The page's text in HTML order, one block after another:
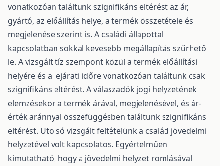
vonatkozóan találtunk szignifikáns eltérést az ár,
gyártó, az előállítás helye, a termék összetétele és
megjelenése szerint is. A családi állapottal
kapcsolatban sokkal kevesebb megállapítás szűrhető
le. A vizsgált tíz szempont közül a termék előállítási
helyére és a lejárati időre vonatkozóan találtunk csak
szignifikáns eltérést. A válaszadók jogi helyzetének
elemzésekor a termék árával, megjelenésével, és ár-
érték aránnyal összefüggésben találtunk szignifikáns
eltérést. Utolsó vizsgált feltételünk a család jövedelmi
helyzetével volt kapcsolatos. Egyértelműen
kimutatható, hogy a jövedelmi helyzet romlásával